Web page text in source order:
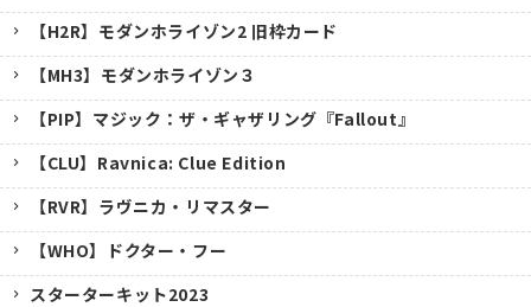
【H2R】モダンホライゾン2 旧枠カード
【MH3】モダンホライゾン３
【PIP】マジック：ザ・ギャザリング『Fallout』
【CLU】Ravnica: Clue Edition
【RVR】ラヴニカ・リマスター
【WHO】ドクター・フー
スターターキット2023